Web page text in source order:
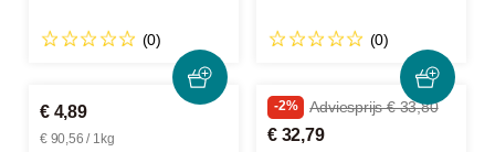
(0) (0)
€ 4,89
€ 90,56 / 1kg
-2% Adviesprijs € 33,80
€ 32,79